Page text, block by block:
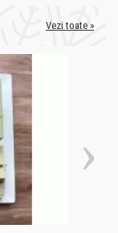
Vezi toate »